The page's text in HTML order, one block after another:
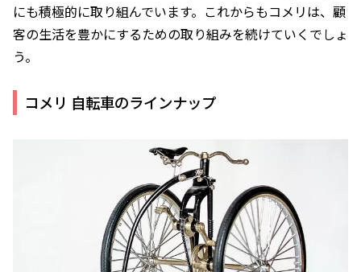
にも積極的に取り組んでいます。これからもコメリは、顧
客の生活を豊かにするための取り組みを続けていくでしょ
う。
コメリ 自転車のラインナップ